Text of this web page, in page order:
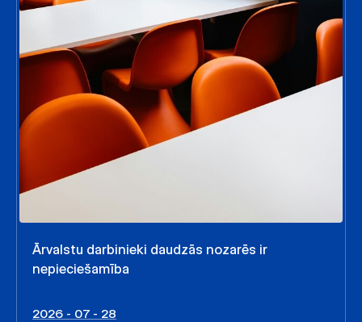
Ārvalstu darbinieki daudzās nozarēs ir
nepieciešamība
2026 - 07 - 28